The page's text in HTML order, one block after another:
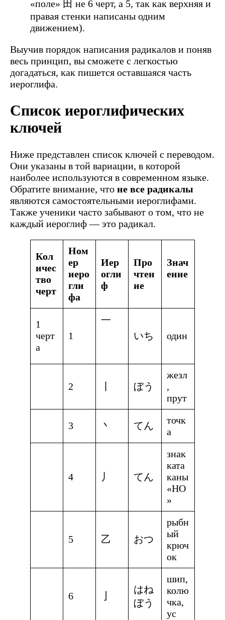
«поле» 田 не 6 черт, а 5, так как верхняя и
правая стенки написаны одним
движением).
Выучив порядок написания радикалов и поняв
весь принцип, вы сможете с легкостью
догадаться, как пишется оставшаяся часть
иероглифа.
Список иероглифических
ключей
Ниже представлен список ключей с переводом.
Они указаны в той вариации, в которой
наиболее используются в современном языке.
Обратите внимание, что не все радикалы
являются самостоятельными иероглифами.
Также ученики часто забывают о том, что не
каждый иероглиф — это радикал.
Кол
ичес
тво
черт
Ном
ер
иеро
гли
фа
Иер
огли
ф
Про
чтен
ие
Знач
ение
1
черт
а
1
一
いち
один
2 ぼう
жезл
,
прут
3 丶 てん
точк
а
4 丿 てん
знак
ката
каны
«НО
»
5 乙 おつ
рыбн
ый
крюч
ок
6
はね
ぼう
шип,
колю
чка,
ус